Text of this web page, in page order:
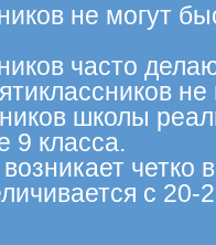
не могут
часто
школы
класса.
с 20-